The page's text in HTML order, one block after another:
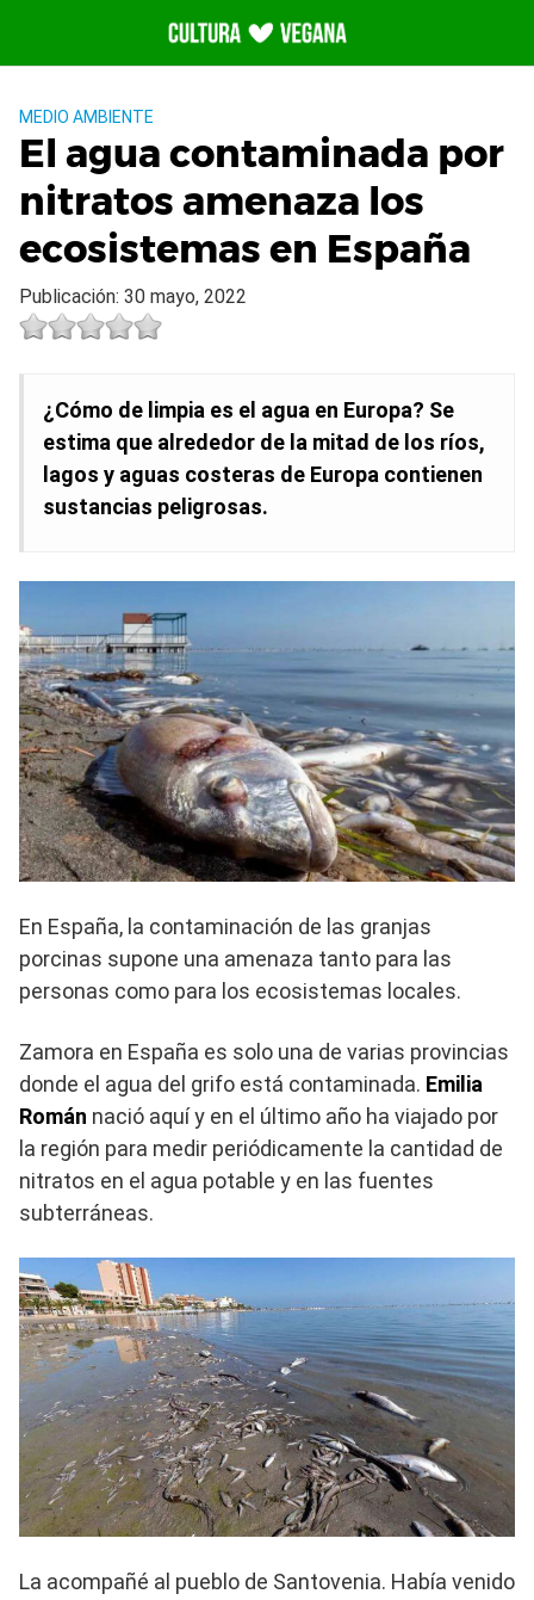
contenido
MEDIO AMBIENTE
El agua contaminada por
nitratos amenaza los
ecosistemas en España
Publicación: 30 mayo, 2022
¿Cómo de limpia es el agua en Europa? Se
estima que alrededor de la mitad de los ríos,
lagos y aguas costeras de Europa contienen
sustancias peligrosas.
En España, la contaminación de las granjas
porcinas supone una amenaza tanto para las
personas como para los ecosistemas locales.
Zamora en España es solo una de varias provincias
donde el agua del grifo está contaminada. Emilia
Román nació aquí y en el último año ha viajado por
la región para medir periódicamente la cantidad de
nitratos en el agua potable y en las fuentes
subterráneas.
La acompañé al pueblo de Santovenia. Había venido